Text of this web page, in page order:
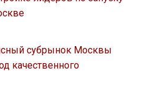
субрынок Москвы
качественного